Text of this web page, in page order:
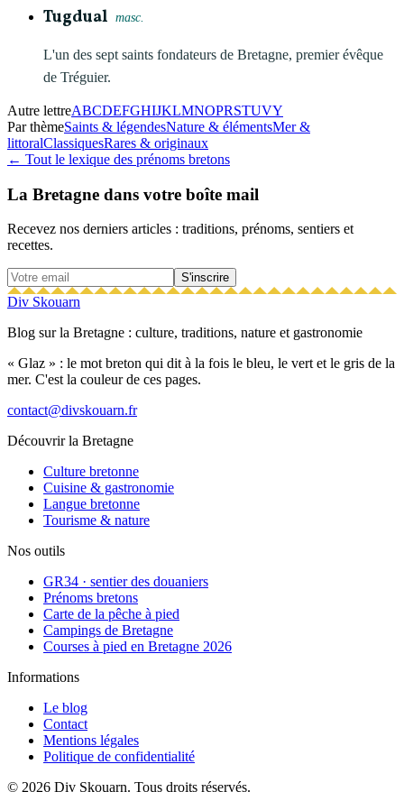
Tugdual masc.
L'un des sept saints fondateurs de Bretagne, premier évêque
de Tréguier.
Autre lettreABCDEFGHIJKLMNOPRSTUVY
Par thèmeSaints & légendesNature & élémentsMer &
littoralClassiquesRares & originaux
← Tout le lexique des prénoms bretons
La Bretagne dans votre boîte mail
Recevez nos derniers articles : traditions, prénoms, sentiers et
recettes.
S'inscrire
Div Skouarn
Blog sur la Bretagne : culture, traditions, nature et gastronomie
« Glaz » : le mot breton qui dit à la fois le bleu, le vert et le gris de la
mer. C'est la couleur de ces pages.
contact@divskouarn.fr
Découvrir la Bretagne
Culture bretonne
Cuisine & gastronomie
Langue bretonne
Tourisme & nature
Nos outils
GR34 · sentier des douaniers
Prénoms bretons
Carte de la pêche à pied
Campings de Bretagne
Courses à pied en Bretagne 2026
Informations
Le blog
Contact
Mentions légales
Politique de confidentialité
© 2026 Div Skouarn. Tous droits réservés.